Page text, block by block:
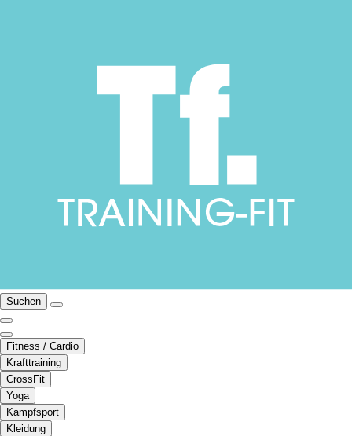
Suchen
Fitness / Cardio
Krafttraining
CrossFit
Yoga
Kampfsport
Kleidung